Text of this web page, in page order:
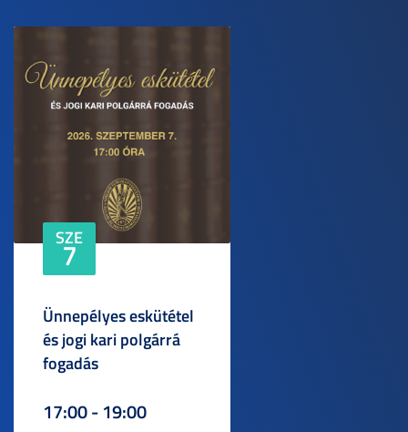
SZE
7
Ünnepélyes eskütétel
és jogi kari polgárrá
fogadás
17:00 - 19:00